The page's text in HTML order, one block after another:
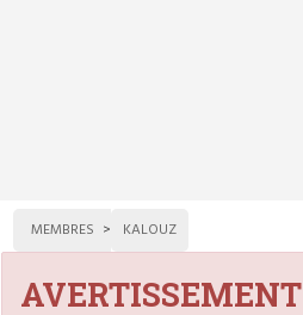
MEMBRES KALOUZ
AVERTISSEMENT